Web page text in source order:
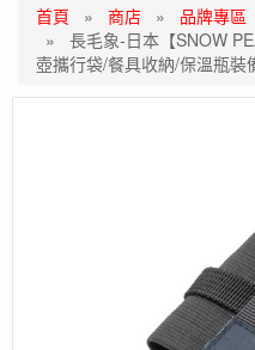
首頁 » 商店 » 品牌專區
» 長毛象-日本【SNOW
壺攜行袋/餐具收納/保溫瓶裝